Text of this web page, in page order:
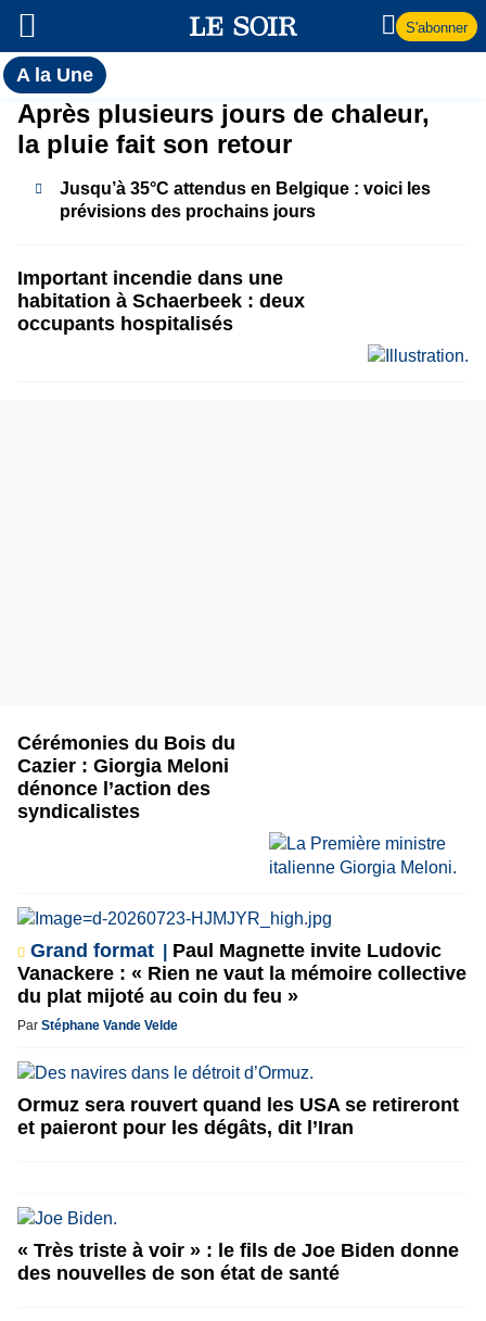
S'abonner
A la UneToutes
l'actualité
du Soir
A
la
Une
Après plusieurs jours de chaleur,
la pluie fait son retour
Jusqu’à 35°C attendus en Belgique : voici les
prévisions des prochains jours
Important incendie dans une
habitation à Schaerbeek : deux
occupants hospitalisés
Cérémonies du Bois du
Cazier : Giorgia Meloni
dénonce l’action des
syndicalistes
Grand format
Paul Magnette invite Ludovic
Vanackere : « Rien ne vaut la mémoire collective
du plat mijoté au coin du feu »
Par Stéphane Vande Velde
Ormuz sera rouvert quand les USA se retireront
et paieront pour les dégâts, dit l’Iran
« Très triste à voir » : le fils de Joe Biden donne
des nouvelles de son état de santé